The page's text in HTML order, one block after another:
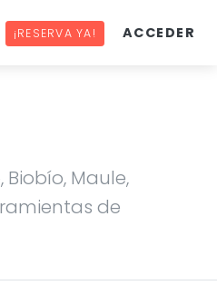
¡RESERVA YA! ACCEDER
Maule,
de